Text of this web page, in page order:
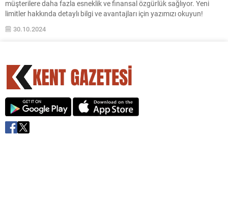
müşterilere daha fazla esneklik ve finansal özgürlük sağlıyor. Yeni
limitler hakkında detaylı bilgi ve avantajları için yazımızı okuyun!
30.10.2024